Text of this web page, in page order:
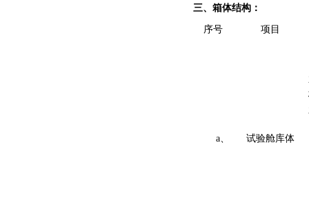
三、箱体结构：
序号 项目
a、 试验舱库体